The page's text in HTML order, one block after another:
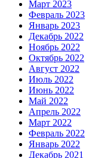
Март 2023
Февраль 2023
Январь 2023
Декабрь 2022
Ноябрь 2022
Октябрь 2022
Август 2022
Июль 2022
Июнь 2022
Май 2022
Апрель 2022
Март 2022
Февраль 2022
Январь 2022
Декабрь 2021